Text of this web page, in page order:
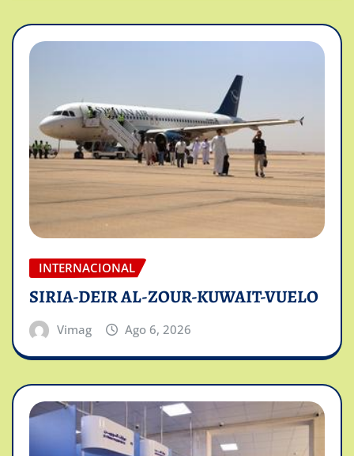
INTERNACIONAL
SIRIA-DEIR AL-ZOUR-KUWAIT-VUELO
Vimag Ago 6, 2026